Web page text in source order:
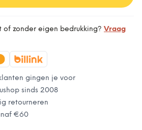
zonder eigen bedrukking? Vraag
gingen je voor
sinds 2008
retourneren
€60